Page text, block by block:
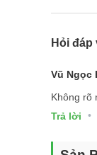
Hỏi đáp
Vũ Ngọc
Không rõ
Trả lời
•